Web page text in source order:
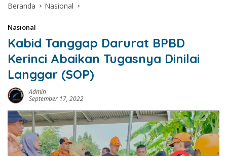
Beranda Nasional
Nasional
Kabid Tanggap Darurat BPBD
Kerinci Abaikan Tugasnya Dinilai
Langgar (SOP)
Admin
September 17, 2022